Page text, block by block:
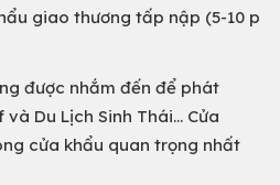
giao thương tấp nập (5-10 p
được nhắm đến để phát
Du Lịch Sinh Thái... Cửa
cửa khẩu quan trọng nhất